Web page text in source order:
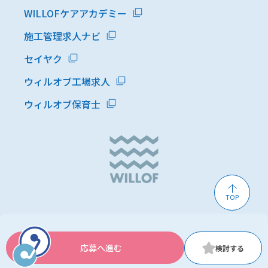
応募へ進む
TOP
WILLOFケアアカデミー
施工管理求人ナビ
セイヤク
ウィルオブ工場求人
ウィルオブ保育士